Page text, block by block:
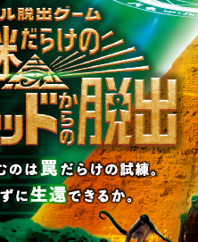
／法人の方
ゲーム制作
関するお